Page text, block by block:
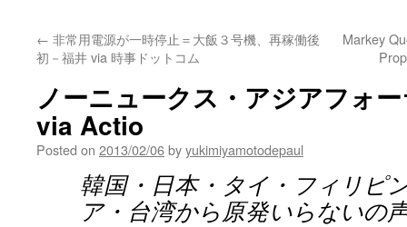
← 非常用電源が一時停止＝大飯３号機、再稼働後
初－福井 via 時事ドットコム
Markey
ノーニュークス・アジアフォ
via Actio
Posted on 2013/02/06byyukimiyamotodepaul
韓国・日本・タイ・フィリピ
ア・台湾から原発いらないの